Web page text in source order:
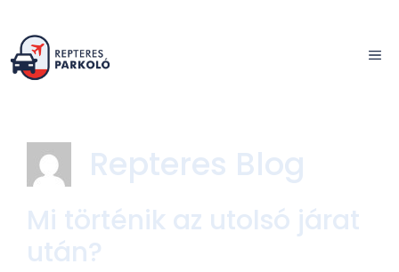
tartalomba
Repteres Blog
Mi történik az utolsó járat
után?